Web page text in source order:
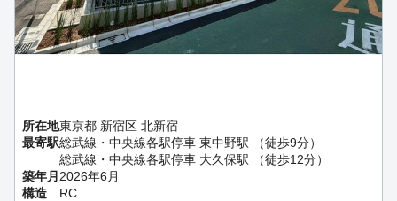
所在地東京都 新宿区 北新宿
最寄駅総武線・中央線各駅停車 東中野駅 （徒歩9分）
総武線・中央線各駅停車 大久保駅 （徒歩12分）
築年月2026年6月
構造
RC